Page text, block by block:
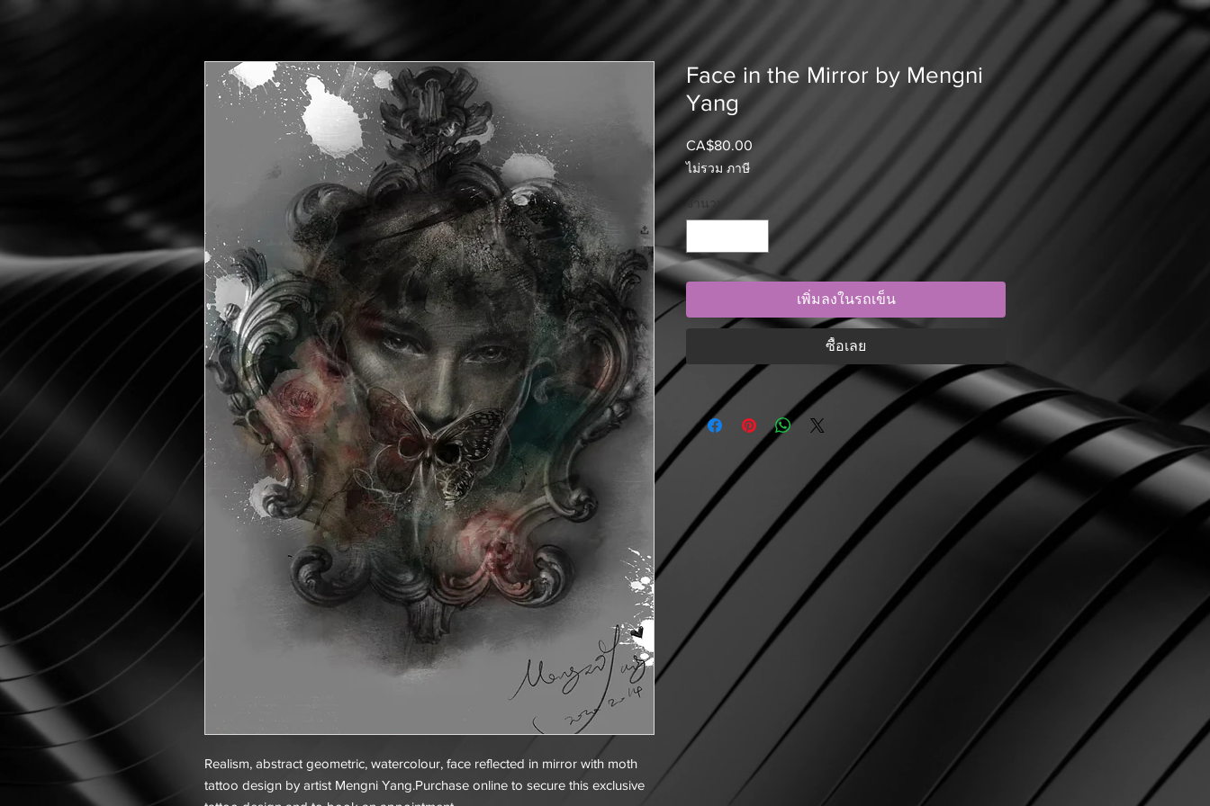
Realism, abstract geometric, watercolour, face reflected in mirror with moth
tattoo design by artist Mengni Yang.Purchase online to secure this exclusive
Face in the Mirror by Mengni
Yang
CA$80.00
ไม่รวม ภาษี
จำนวน
เพิ่มลงในรถเข็น
ซื้อเลย